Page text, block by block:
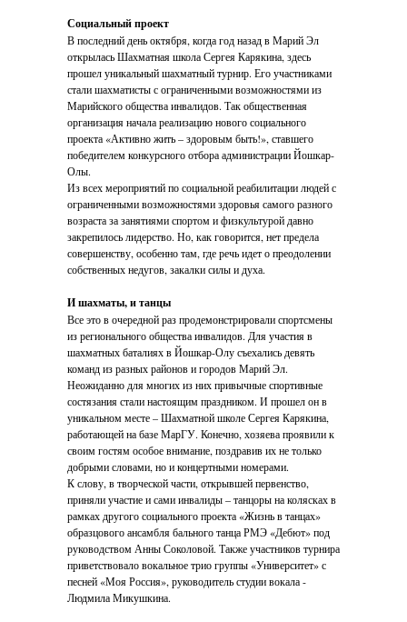
Социальный проект
В последний день октября, когда год назад в Марий Эл
открылась Шахматная школа Сергея Карякина, здесь
прошел уникальный шахматный турнир. Его участниками
стали шахматисты с ограниченными возможностями из
Марийского общества инвалидов. Так общественная
организация начала реализацию нового социального
проекта «Активно жить – здоровым быть!», ставшего
победителем конкурсного отбора администрации Йошкар-
Олы.
Из всех мероприятий по социальной реабилитации людей с
ограниченными возможностями здоровья самого разного
возраста за занятиями спортом и физкультурой давно
закрепилось лидерство. Но, как говорится, нет предела
совершенству, особенно там, где речь идет о преодолении
собственных недугов, закалки силы и духа.
И шахматы, и танцы
Все это в очередной раз продемонстрировали спортсмены
из регионального общества инвалидов. Для участия в
шахматных баталиях в Йошкар-Олу съехались девять
команд из разных районов и городов Марий Эл.
Неожиданно для многих из них привычные спортивные
состязания стали настоящим праздником. И прошел он в
уникальном месте – Шахматной школе Сергея Карякина,
работающей на базе МарГУ. Конечно, хозяева проявили к
своим гостям особое внимание, поздравив их не только
добрыми словами, но и концертными номерами.
К слову, в творческой части, открывшей первенство,
приняли участие и сами инвалиды – танцоры на колясках в
рамках другого социального проекта «Жизнь в танцах»
образцового ансамбля бального танца РМЭ «Дебют» под
руководством Анны Соколовой. Также участников турнира
приветствовало вокальное трио группы «Университет» с
песней «Моя Россия», руководитель студии вокала -
Людмила Микушкина.